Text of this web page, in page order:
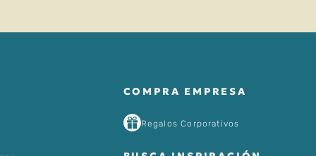
COMPRA EMPRESA
Regalos Corporativos